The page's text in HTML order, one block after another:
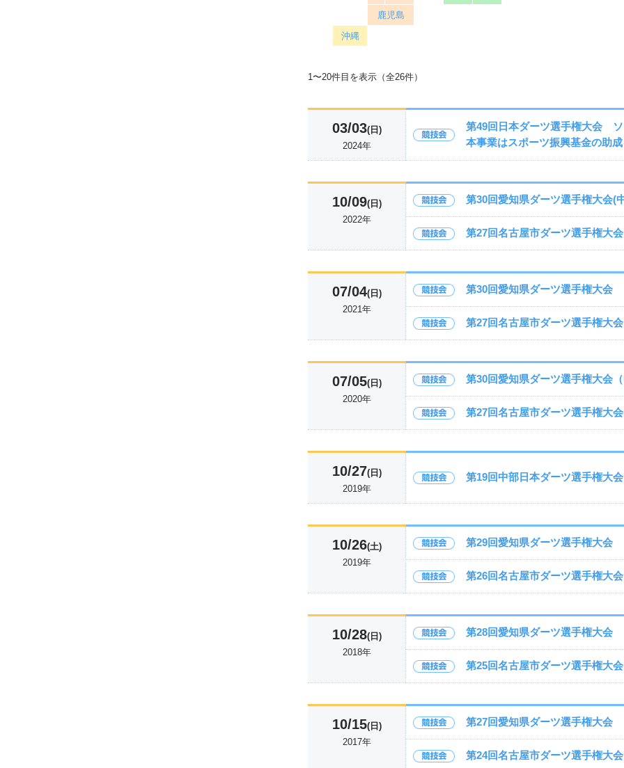
鹿児島
沖縄
1〜20件目を表示（全26件）
03/03(日)
2024年
第49回日本ダーツ選手権大会
本事業はスポーツ振興基金の助
10/09(日)
2022年
第30回愛知県ダーツ選手権大会(
第27回名古屋市ダーツ選手権大
07/04(日)
2021年
第30回愛知県ダーツ選手権大会
第27回名古屋市ダーツ選手権大会
07/05(日)
2020年
第30回愛知県ダーツ選手権大会
第27回名古屋市ダーツ選手権大
10/27(日)
2019年
第19回中部日本ダーツ選手権大会
10/26(土)
2019年
第29回愛知県ダーツ選手権大会
第26回名古屋市ダーツ選手権大会
10/28(日)
2018年
第28回愛知県ダーツ選手権大会
第25回名古屋市ダーツ選手権大会
10/15(日)
2017年
第27回愛知県ダーツ選手権大会
第24回名古屋市ダーツ選手権大会